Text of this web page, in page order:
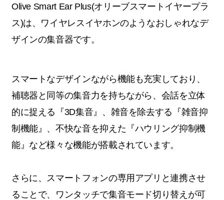
Olive Smart Ear Plus(オリーブスマートイヤープラ
ス)は、ワイヤレスイヤホンのようなおしゃれなデ
ザインの集音器です。
スマートなデザインながら機能も充実しており、
補聴器と同等の集音力を持ちながら、会話を立体
的に捉える『3D集音』、雑音を除去する『雑音抑
制機能』、不快な音を抑えた『ハウリング抑制機
能』など様々な機能が搭載されています。
さらに、スマートフォンの専用アプリと連携させ
ることで、ワンタッチで集音モード切り替えが可